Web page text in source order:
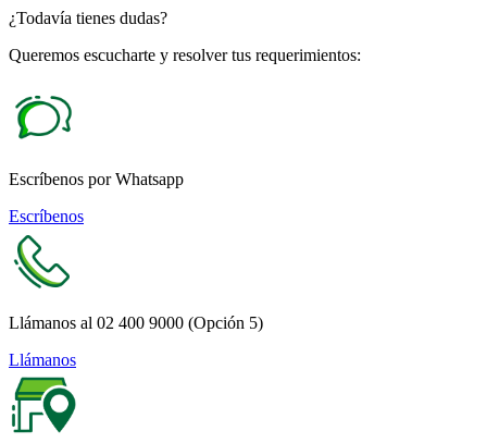
¿Todavía tienes dudas?
Queremos escucharte y resolver tus requerimientos:
Escríbenos por Whatsapp
Escríbenos
Llámanos al 02 400 9000 (Opción 5)
Llámanos